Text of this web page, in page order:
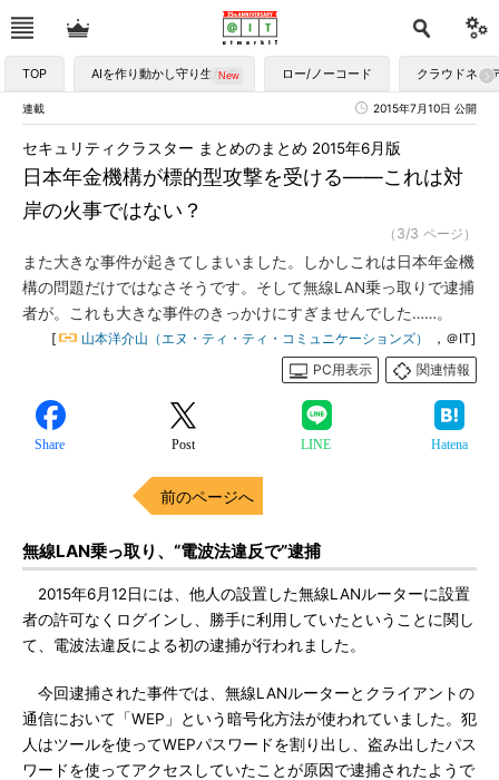
TOP AIを作り動かし守り生かす ロー/ノーコード クラウドネイ
連載 2015年7月10日 公開
日本年金機構が標的型攻撃を受ける――これは対
岸の火事ではない？
セキュリティクラスター まとめのまとめ 2015年6月版
（3/3 ページ）
また大きな事件が起きてしまいました。しかしこれは日本年金機
構の問題だけではなさそうです。そして無線LAN乗っ取りで逮捕
者が。これも大きな事件のきっかけにすぎませんでした……。
[ 山本洋介山（エヌ・ティ・ティ・コミュニケーションズ）
，＠IT]
PC用表示
関連情報
Share Post LINE Hatena
前のページへ
無線LAN乗っ取り、“電波法違反で”逮捕
2015年6月12日には、他人の設置した無線LANルーターに設置
者の許可なくログインし、勝手に利用していたということに関し
て、電波法違反による初の逮捕が行われました。
今回逮捕された事件では、無線LANルーターとクライアントの
通信において「WEP」という暗号化方法が使われていました。犯
人はツールを使ってWEPパスワードを割り出し、盗み出したパス
ワードを使ってアクセスしていたことが原因で逮捕されたようで